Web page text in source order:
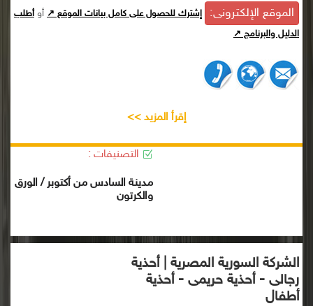
الموقع الإلكترونى: إشترك للحصول على كامل بيانات الموقع ↗ أوأطلب
الدليل والبرنامج ↗
إقرأ المزيد >>
التصنيفات :
مدينة السادس من أكتوبر / الورق
والكرتون
الشركة السورية المصرية | أحذية
رجالى - أحذية حريمى - أحذية
أطفال